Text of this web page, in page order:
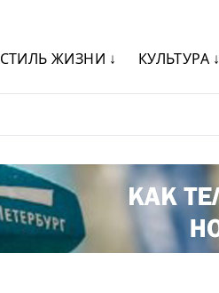
СТИЛЬ ЖИЗНИ ↓ КУЛЬТУРА ↓